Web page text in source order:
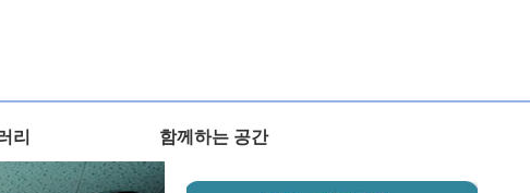
리 함께하는 공간